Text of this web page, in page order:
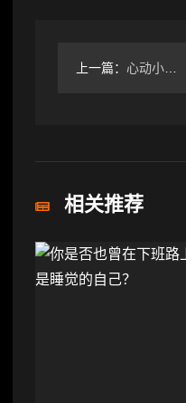
上一篇： 心动小镇心动小镇动物新邻季16个动物香薰位置全收集
相关推荐